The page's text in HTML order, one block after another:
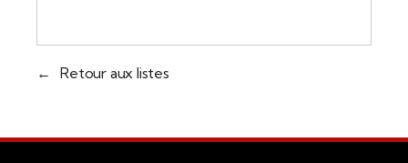
Retour aux listes